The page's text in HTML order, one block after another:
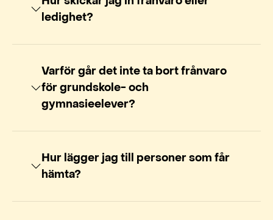
ledighet?
Varför går det inte ta bort frånvaro
för grundskole- och
gymnasieelever?
Hur lägger jag till personer som får
hämta?